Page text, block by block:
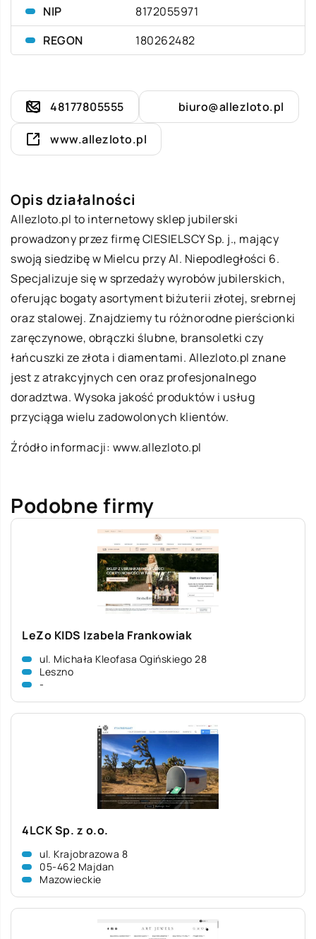
NIP
8172055971
REGON
180262482
48177805555 biuro@allezloto.pl
www.allezloto.pl
Opis działalności
Allezloto.pl to internetowy sklep jubilerski
prowadzony przez firmę CIESIELSCY Sp. j., mający
swoją siedzibę w Mielcu przy Al. Niepodległości 6.
Specjalizuje się w sprzedaży wyrobów jubilerskich,
oferując bogaty asortyment biżuterii złotej, srebrnej
oraz stalowej. Znajdziemy tu różnorodne pierścionki
zaręczynowe, obrączki ślubne, bransoletki czy
łańcuszki ze złota i diamentami. Allezloto.pl znane
jest z atrakcyjnych cen oraz profesjonalnego
doradztwa. Wysoka jakość produktów i usług
przyciąga wielu zadowolonych klientów.
Źródło informacji: www.allezloto.pl
Podobne firmy
LeZo KIDS Izabela Frankowiak
ul. Michała Kleofasa Ogińskiego 28
Leszno
-
4LCK Sp. z o.o.
ul. Krajobrazowa 8
05-462 Majdan
Mazowieckie